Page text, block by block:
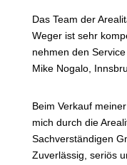
Das Team der
Weger ist sehr
nehmen den
Mike Nogalo,
Beim Verkauf
mich durch die
Sachverständigen
Zuverlässig, seriös